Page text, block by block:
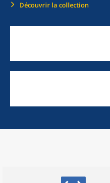
Découvrir la collection